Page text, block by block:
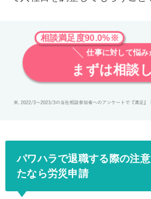
相談満足度90.0%※
仕事に対して悩み
まずは相談
パワハラで退職する際の注
たなら労災申請